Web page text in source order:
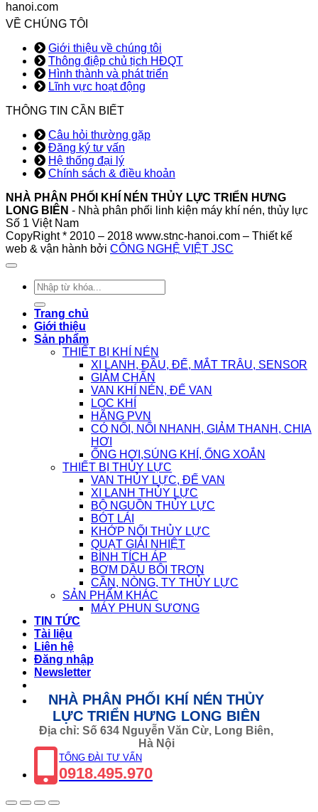
hanoi.com
VỀ CHÚNG TÔI
Giới thiệu về chúng tôi
Thông điệp chủ tịch HĐQT
Hình thành và phát triển
Lĩnh vực hoạt động
THÔNG TIN CẦN BIẾT
Câu hỏi thường gặp
Đăng ký tư vấn
Hệ thống đại lý
Chính sách & điều khoản
NHÀ PHÂN PHỐI KHÍ NÉN THỦY LỰC TRIỂN HƯNG
LONG BIÊN - Nhà phân phối linh kiện máy khí nén, thủy lực
Số 1 Việt Nam
CopyRight * 2010 – 2018 www.stnc-hanoi.com – Thiết kế
web & vận hành bởi CÔNG NGHỆ VIỆT JSC
Tìm
kiếm:
Trang chủ
Giới thiệu
Sản phẩm
THIẾT BỊ KHÍ NÉN
XI LANH, ĐẦU, ĐẾ, MẮT TRÂU, SENSOR
GIẢM CHẤN
VAN KHÍ NÉN, ĐẾ VAN
LỌC KHÍ
HÃNG PVN
CÓ NỐI, NỐI NHANH, GIẢM THANH, CHIA
HƠI
ỐNG HƠI,SÚNG KHÍ, ỐNG XOẮN
THIẾT BỊ THỦY LỰC
VAN THỦY LỰC, ĐẾ VAN
XI LANH THỦY LỰC
BỘ NGUỒN THỦY LỰC
BÓT LÁI
KHỚP NỐI THỦY LỰC
QUẠT GIẢI NHIỆT
BÌNH TÍCH ÁP
BƠM DẦU BÔI TRƠN
CẦN, NÒNG, TY THỦY LỰC
SẢN PHẨM KHÁC
MÁY PHUN SƯƠNG
TIN TỨC
Tài liệu
Liên hệ
Đăng nhập
Newsletter
NHÀ PHÂN PHỐI KHÍ NÉN THỦY
LỰC TRIỂN HƯNG LONG BIÊN
Địa chỉ: Số 634 Nguyễn Văn Cừ, Long Biên,
Hà Nội
TỔNG ĐÀI TƯ VẤN
0918.495.970